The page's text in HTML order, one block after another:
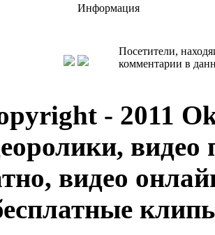
Информация
Посетители,
комментарии в
- 2011
видео
видео